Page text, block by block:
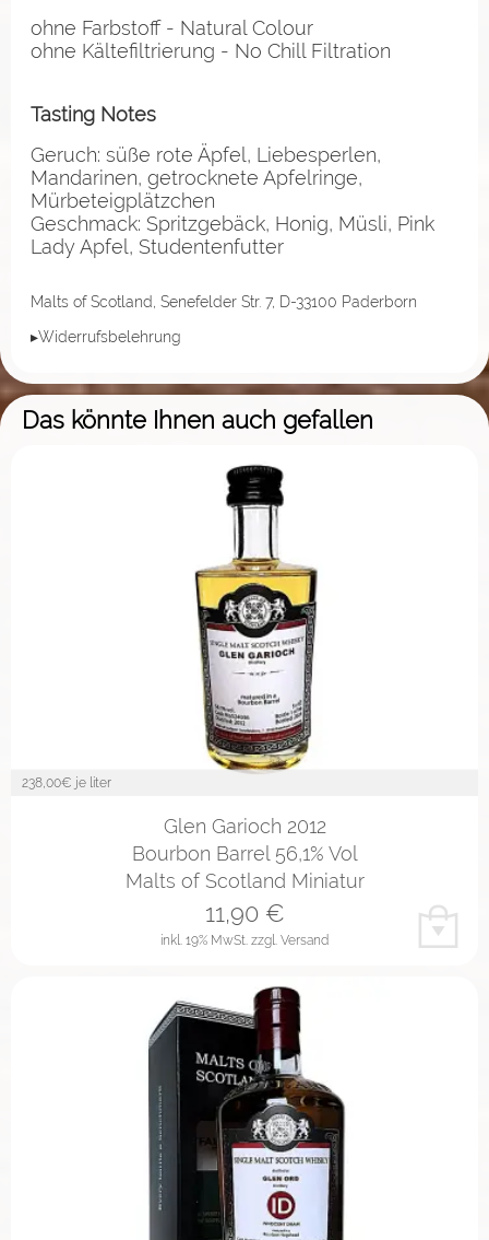
ohne Farbstoff - Natural Colour
ohne Kältefiltrierung - No Chill Filtration
Tasting Notes
Geruch: süße rote Äpfel, Liebesperlen,
Mandarinen, getrocknete Apfelringe,
Mürbeteigplätzchen
Geschmack: Spritzgebäck, Honig, Müsli, Pink
Lady Apfel, Studentenfutter
Malts of Scotland, Senefelder Str. 7, D-33100 Paderborn
▸Widerrufsbelehrung
Das könnte Ihnen auch gefallen
238,00€ je liter
Glen Garioch 2012
Bourbon Barrel 56,1% Vol
Malts of Scotland Miniatur
inkl. 19% MwSt. zzgl. Versand
11,90€